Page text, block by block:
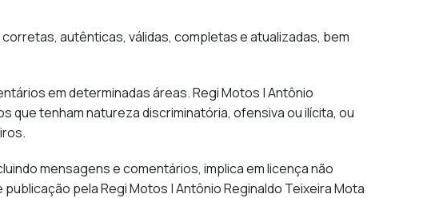
autênticas, válidas, completas e atualizadas, bem
em determinadas áreas. Regi Motos | Antônio
que tenham natureza discriminatória, ofensiva ou ilícita, ou
mensagens e comentários, implica em licença não
pela Regi Motos | Antônio Reginaldo Teixeira Mota